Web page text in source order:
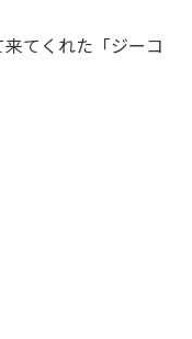
てくれた「ジーコ